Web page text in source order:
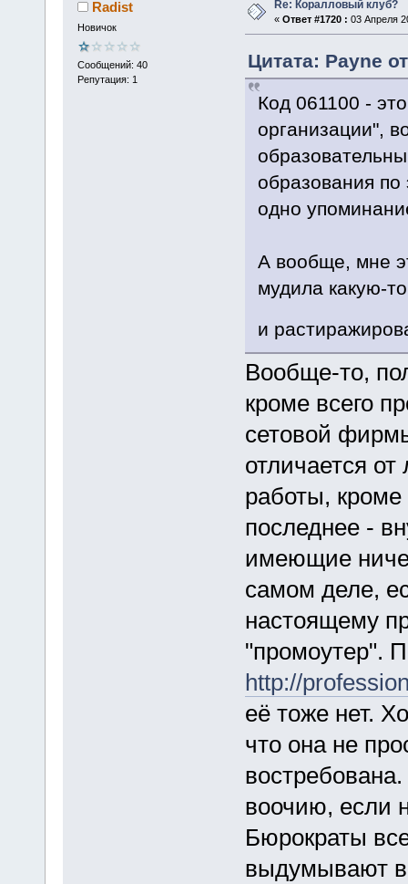
Radist
Новичок
Сообщений: 40
Репутация: 1
Re: Коралловый клуб?
« Ответ #1720 : 03 Апреля
Цитата: Payne
Код 061100 -
организации",
образования по
одно
А вообще, мне
мудила какую-
и
Вообще-то,
кроме всего
сетовой
отличается
работы, кроме
последнее -
имеющие
самом деле,
настоящему
"промоутер".
http://
её тоже нет.
что она не
воочию, если
Бюрократы
выдумывают